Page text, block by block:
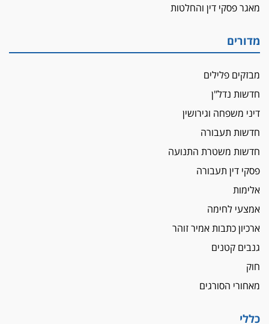
לא בכל יום
הכנסת אישרה
איבה
איתות מירושלים
יו"ר המחוז צ'צ'קס מכנס ישיבה להדחת
מחאת הפרקליטים והסנגורים
עם השופטים
הביקורת חוגגת
מבקר לשכת עורכי הדין בתביעה נגד "איכות
נכנס לאינדקס
לפני נקיטת צעדים
מאגר פסקי דין והחלטות
מדורים
מבזקים פלילים
חדשות נדל"ן
דיני משפחה וגירושין
חדשות תעבורה
חדשות משטרת התנועה
פסקי דין תעבורה
אלימות
אמצעי לחימה
ארכיון כתבות אמיר זוהר
גנבים קטנים
חוק
מאחורי הסורגים
כללי